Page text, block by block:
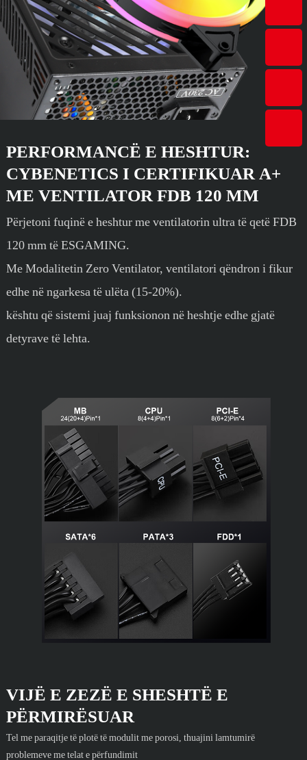
PERFORMANCË E HESHTUR:
CYBENETICS I CERTIFIKUAR A+
ME VENTILATOR FDB 120 MM
Përjetoni fuqinë e heshtur me ventilatorin ultra të qetë FDB
120 mm të ESGAMING.
Me Modalitetin Zero Ventilator, ventilatori qëndron i fikur
edhe në ngarkesa të ulëta (15-20%).
kështu që sistemi juaj funksionon në heshtje edhe gjatë
detyrave të lehta.
VIJË E ZEZË E SHESHTË E
PËRMIRËSUAR
Tel me paraqitje të plotë të modulit me porosi, thuajini lamtumirë
problemeve me telat e përfundimit